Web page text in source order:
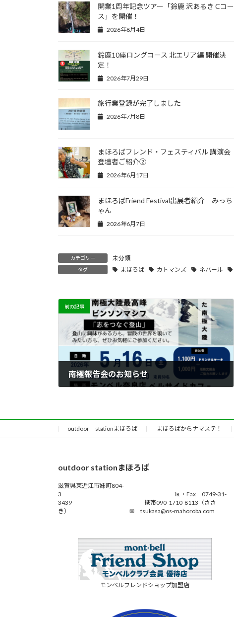
開業1周年記念ツアー「鈴鹿 沢あるき Cコー
ス」を開催！
2026年8月4日
鈴鹿10座ロングコース 北エリア編 開催決
定！
2026年7月29日
旅行業登録が完了しました
2026年7月8日
まほろばフレンド・フェスティバル 講演会
登壇者ご紹介②
2026年6月17日
まほろばFriend Festival出展者紹介 みっち
ゃん
2026年6月7日
カテゴリー 未分類
タグ まほろば カトマンズ ネパール
前の記事
南極報告会のお知らせ
outdoor stationまほろば まほろばからナマステ！
outdoor stationまほろば
滋賀県東近江市妹町804-
3 ℡・Fax 0749-31-
3439 携帯090-1710-8113（ささ
き） ✉ tsukasa@os-mahoroba.com
モンベルフレンドショップ加盟店